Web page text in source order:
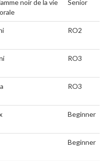
noir de la vie
Senior
RO2
RO3
RO3
Beginner
Beginner